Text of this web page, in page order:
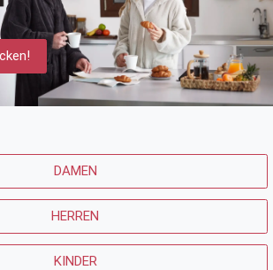
DAMEN
HERREN
KINDER